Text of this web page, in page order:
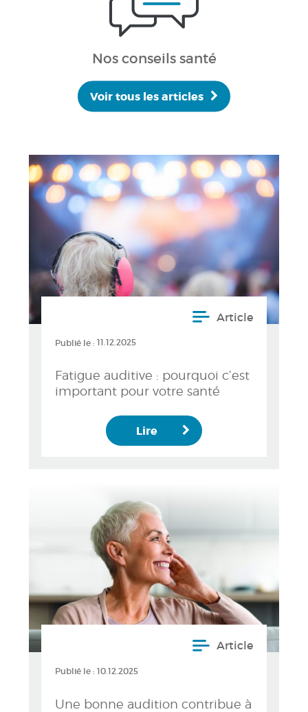
Nos conseils santé
Voir tous les articles
Article
Publié le :11.12.2025
Fatigue auditive : pourquoi c’est
important pour votre santé
Lire
Article
Publié le :10.12.2025
Une bonne audition contribue à